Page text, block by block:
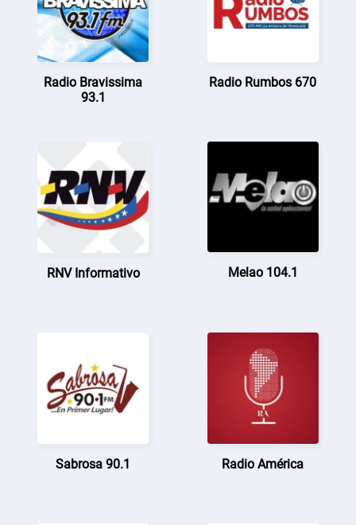
Radio Bravissima
93.1
Radio Rumbos 670
RNV Informativo Melao 104.1
Sabrosa 90.1 Radio América